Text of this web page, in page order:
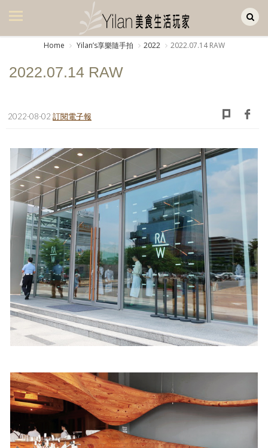
美食集
生活風
書房集
日記簿
餐桌週記
享樂隨手拍
照相簿
影音區
創意出版服務
關於Yilan
個人著作
活動實況記錄
Home Yilanʼs享樂隨手拍 2022 2022.07.14 RAW
2022.07.14 RAW
2022-08-02 訂閱電子報